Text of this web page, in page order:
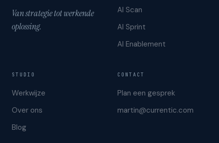
Van strategie tot werkende
oplossing.
AI Scan
AI Sprint
AI Enablement
STUDIO
Werkwijze
Over ons
Blog
CONTACT
Plan een gesprek
martin@currentic.com